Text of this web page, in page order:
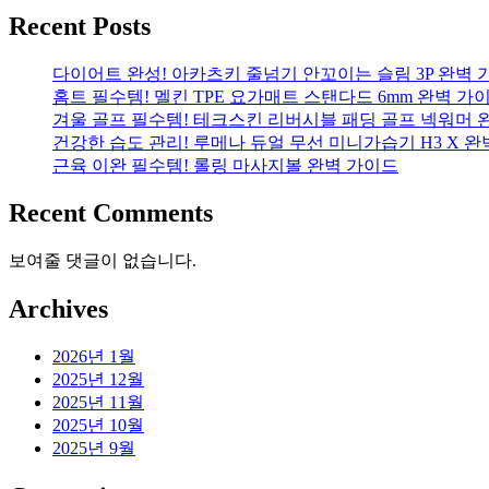
Recent Posts
다이어트 완성! 아카츠키 줄넘기 안꼬이는 슬림 3P 완벽
홈트 필수템! 멜킨 TPE 요가매트 스탠다드 6mm 완벽 가
겨울 골프 필수템! 테크스킨 리버시블 패딩 골프 넥워머
건강한 습도 관리! 루메나 듀얼 무선 미니가습기 H3 X 완
근육 이완 필수템! 롤링 마사지볼 완벽 가이드
Recent Comments
보여줄 댓글이 없습니다.
Archives
2026년 1월
2025년 12월
2025년 11월
2025년 10월
2025년 9월